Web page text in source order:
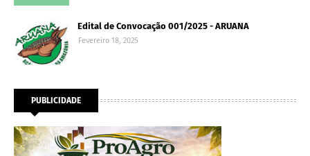
Edital de Convocação 001/2025 - ARUANA
Fevereiro 18, 2025
PUBLICIDADE